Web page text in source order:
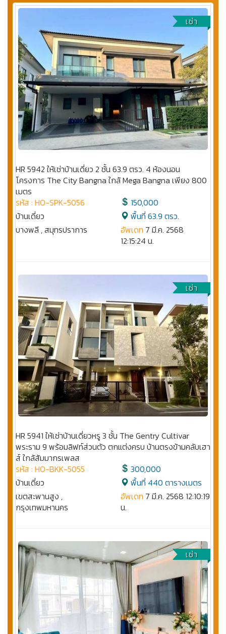
เช่า
HR 5942 ให้เช่าบ้านเดี่ยว 2 ชั้น 63.9 ตรว. 4 ห้องนอน
โครงการ The City Bangna ใกล้ Mega Bangna เพียง 800
เมตร
รหัส : HO-SPK-5056
บ้านเดี่ยว
บางพลี , สมุทรปราการ
150,000
พื้นที่ 63.9 ตรว.
อัพเดท 7 มี.ค. 2568
12:15:24 น.
เช่า
HR 5941 ให้เช่าบ้านเดี่ยวหรู 3 ชั้น The Gentry Cultivar
พระราม 9 พร้อมลิฟท์ส่วนตัว ตกแต่งครบ บ้านตรงข้ามคลับเฮา
ส์ ใกล้สัมมากรเพลส
รหัส : HO-BKK-5055
บ้านเดี่ยว
เขตสะพานสูง ,
กรุงเทพมหานคร
300,000
พื้นที่ 440 ตารางเมตร
อัพเดท 7 มี.ค. 2568 12:10:19
น.
เช่า